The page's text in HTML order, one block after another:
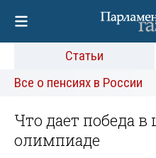
Статьи
Все о пенсиях в России
Что дает победа
олимпиаде